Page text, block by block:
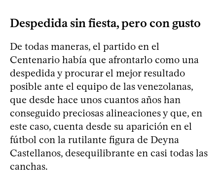
Despedida sin fiesta, pero con gusto
De todas maneras, el partido en el
Centenario había que afrontarlo como una
despedida y procurar el mejor resultado
posible ante el equipo de las venezolanas,
que desde hace unos cuantos años han
conseguido preciosas alineaciones y que, en
este caso, cuenta desde su aparición en el
fútbol con la rutilante figura de Deyna
Castellanos, desequilibrante en casi todas las
canchas.